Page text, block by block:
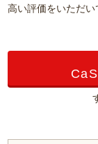
高い評価をいただい